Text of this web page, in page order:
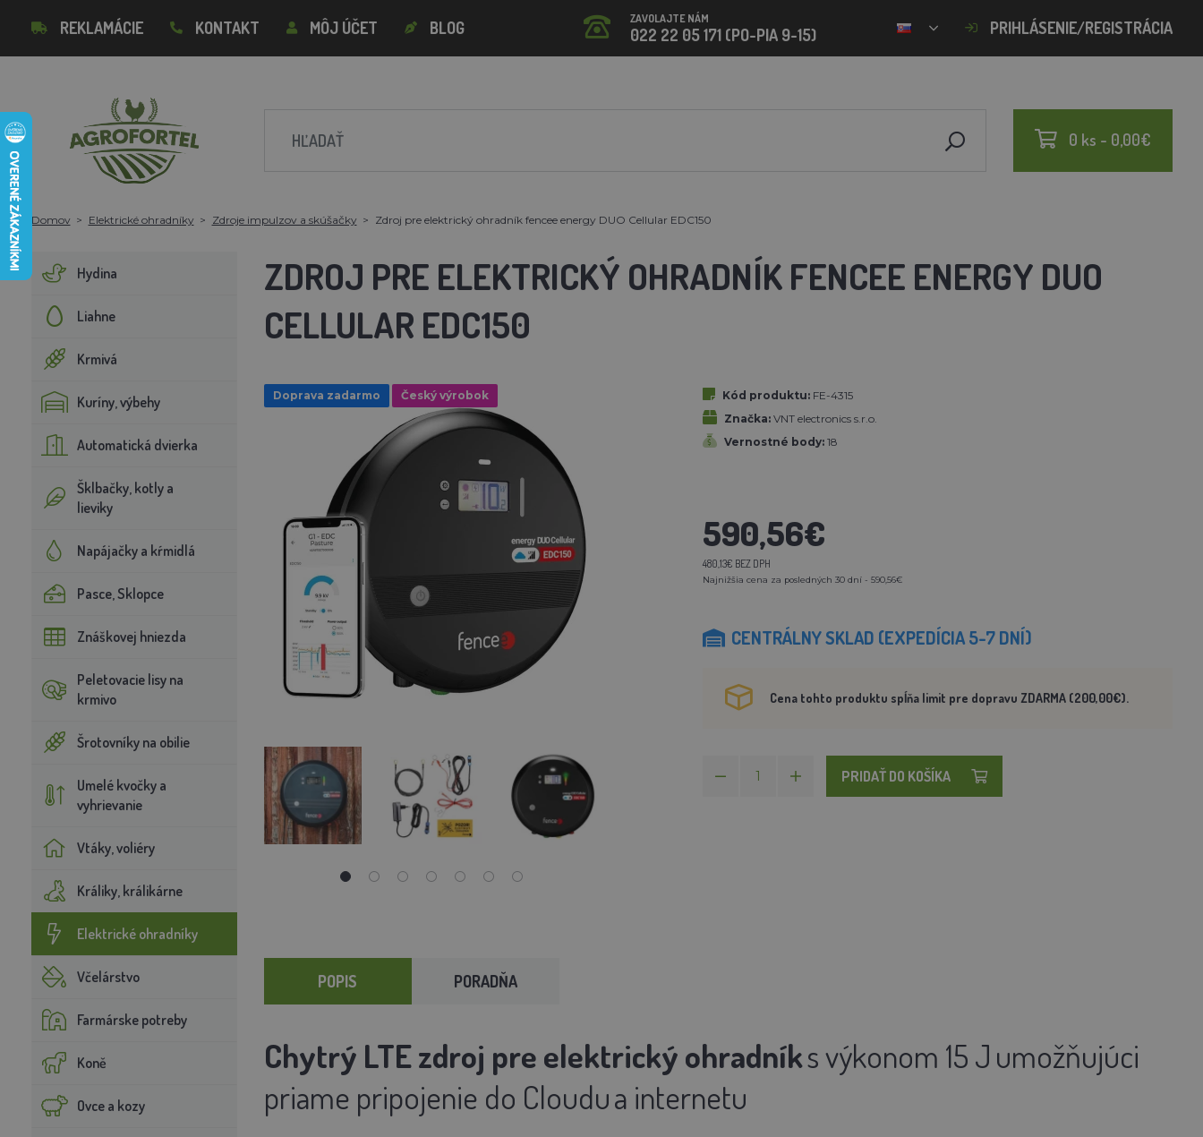
REKLAMÁCIE KONTAKT MÔJ ÚČET BLOG ZAVOLAJTE NÁM
022 22 05 171 (PO-PIA 9-15) PRIHLÁSENIE/REGISTRÁCIA
0 ks - 0,00€
Domov Elektrické ohradníky Zdroje impulzov a skúšačky Zdroj pre elektrický ohradník fencee energy DUO Cellular EDC150
Hydina
Liahne
Krmivá
Kuríny, výbehy
Automatická dvierka
Šklbačky, kotly a
lieviky
Napájačky a kŕmidlá
Pasce, Sklopce
Znáškovej hniezda
Peletovacie lisy na
krmivo
Šrotovníky na obilie
Umelé kvočky a
vyhrievanie
Vtáky, voliéry
Králiky, králikárne
Elektrické ohradníky
Včelárstvo
Farmárske potreby
Koně
Ovce a kozy
ZDROJ PRE ELEKTRICKÝ OHRADNÍK FENCEE ENERGY DUO
CELLULAR EDC150
Doprava zadarmo Český výrobok Kód produktu: FE-4315
Značka: VNT electronics s.r.o.
Vernostné body: 18
590,56€
480,13€ BEZ DPH
Najnižšia cena za posledných 30 dní - 590,56€
CENTRÁLNY SKLAD (EXPEDÍCIA 5-7 DNÍ)
Cena tohto produktu spĺňa limit pre dopravu ZDARMA (200,00€).
PRIDAŤ DO KOŠÍKA
POPIS PORADŇA
Chytrý LTE zdroj pre elektrický ohradníks výkonom 15 Jumožňujúci
priame pripojenie do Cloudua internetu